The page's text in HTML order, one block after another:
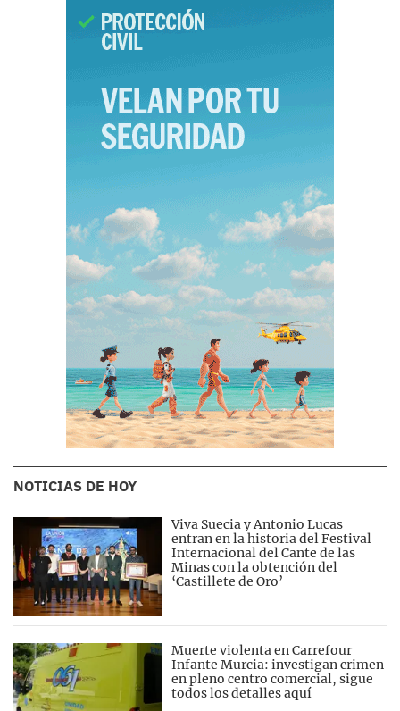
NOTICIAS DE HOY
Viva Suecia y Antonio Lucas
entran en la historia del Festival
Internacional del Cante de las
Minas con la obtención del
‘Castillete de Oro’
Muerte violenta en Carrefour
Infante Murcia: investigan crimen
en pleno centro comercial, sigue
todos los detalles aquí